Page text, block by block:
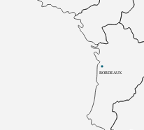
BORDEAUX